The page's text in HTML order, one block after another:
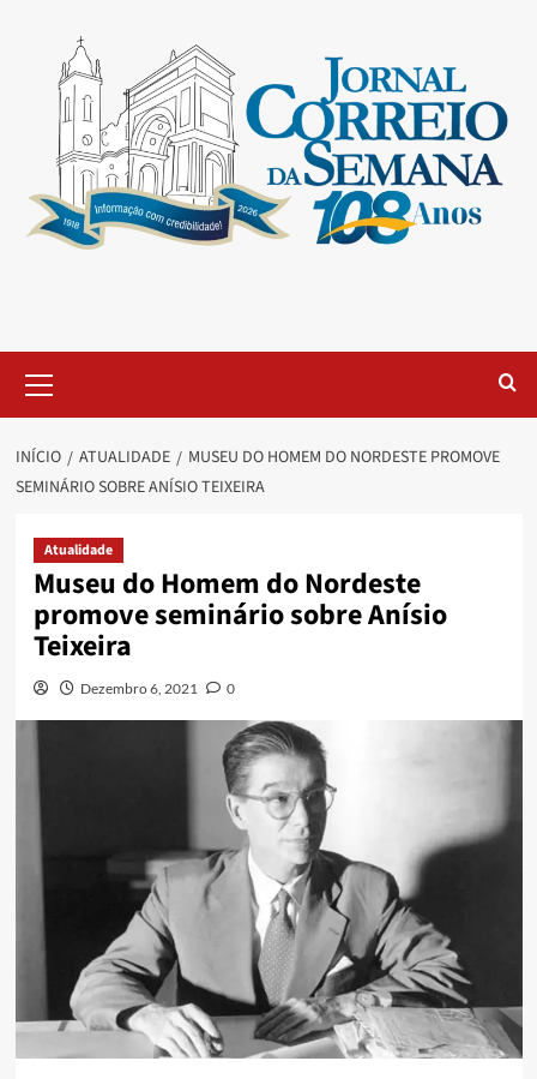
INÍCIO ATUALIDADE
MUSEU DO HOMEM DO NORDESTE PROMOVE
SEMINÁRIO SOBRE ANÍSIO TEIXEIRA
Atualidade
Museu do Homem do Nordeste
promove seminário sobre Anísio
Teixeira
Dezembro 6, 2021 0